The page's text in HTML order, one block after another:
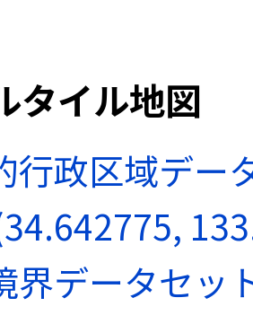
タイル地図
行政区域デー
界データセッ